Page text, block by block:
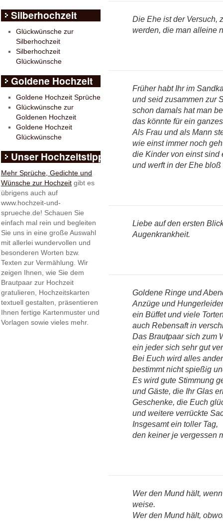
Die Ehe ist der Versuch,
werden, die man alleine
Früher habt Ihr im
und seid zusammen zur
schon damals hat man
das könnte für ein
Als Frau und als Mann
wie einst immer noch
die Kinder von einst sind
und werft in der Ehe
Liebe auf den ersten
Augenkrankheit.
Goldene Ringe und
Anzüge und
ein Büffet und viele
auch Rebensaft in
Das Brautpaar sich zum
ein jeder sich sehr gut
Bei Euch wird alles
bestimmt nicht spießig
Es wird gute Stimmung
und Gäste, die Ihr Glas
Geschenke, die Euch
und weitere verrückte
Insgesamt ein toller Tag,
den keiner je vergessen
Wer den Mund hält,
weise.
Wer den Mund hält,
Silberhochzeit
Glückwünsche zur
Silberhochzeit
Silberhochzeit
Glückwünsche
Goldene Hochzeit
Goldene Hochzeit Sprüche
Glückwünsche zur
Goldenen Hochzeit
Goldene Hochzeit
Glückwünsche
Unser Hochzeitstipp
Mehr Sprüche, Gedichte und
Wünsche zur Hochzeit gibt es
übrigens auch auf
www.hochzeit-und-
sprueche.de! Schauen Sie
einfach mal rein und begleiten
Sie uns in eine große Auswahl
mit allerlei wundervollen und
besonderen Worten bzw.
Texten zur Vermählung. Wir
zeigen Ihnen, wie Sie dem
Brautpaar zur Hochzeit
gratulieren, Hochzeitskarten
textuell gestalten, präsentieren
Ihnen fertige Kartenmuster und
Vorlagen sowie vieles mehr.